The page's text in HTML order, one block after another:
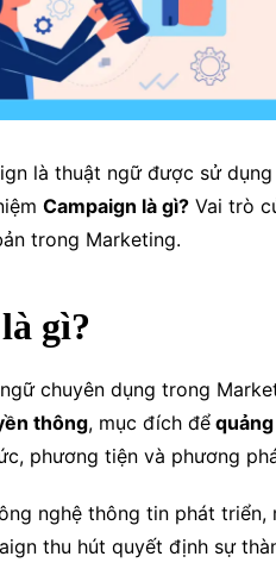
là thuật ngữ được sử
Campaign là gì? Vai trò
trong Marketing.
gì?
chuyên dụng trong
thông, mục đích để
phương tiện và phương
nghệ thông tin phát
thu hút quyết định sự